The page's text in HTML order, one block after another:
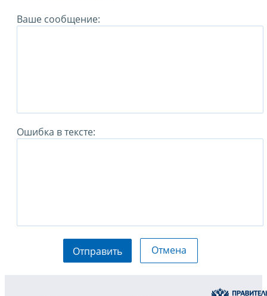
Ваше сообщение:
Ошибка в тексте:
Отправить Отмена